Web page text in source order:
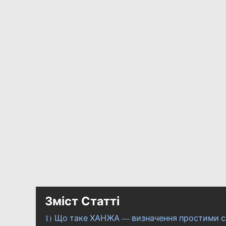
Зміст Статті
1) Що таке ХАНЖА — визначення простими